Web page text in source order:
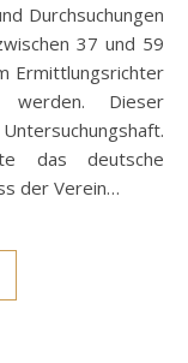
Durchsuchungen
37 und 59
Ermittlungsrichter
werden. Dieser
das deutsche
der Verein…